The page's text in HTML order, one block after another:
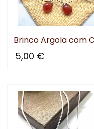
5,00 €